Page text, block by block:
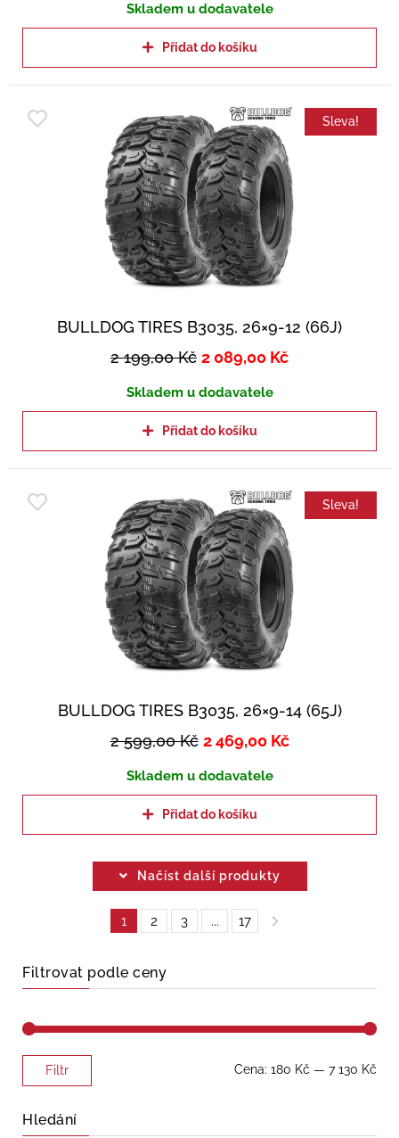
Skladem u dodavatele
Přidat do košíku
Sleva!
BULLDOG TIRES B3035, 26×9-12 (66J)
2 199,00Kč 2 089,00 Kč
Skladem u dodavatele
Přidat do košíku
Sleva!
BULLDOG TIRES B3035, 26×9-14 (65J)
2 599,00Kč 2 469,00 Kč
Skladem u dodavatele
Přidat do košíku
Načíst další produkty
1 2 3 ... 17
Filtrovat podle ceny
Minimální
Maximální
Filtr Cena: 180 Kč — 7 130 Kč
Hledání